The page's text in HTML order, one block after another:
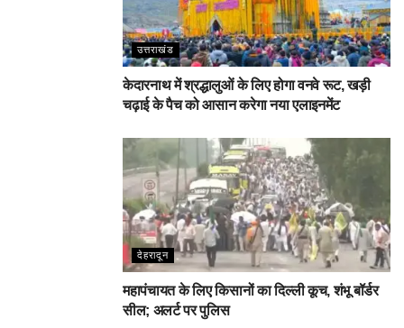
उत्तराखंड
केदारनाथ में श्रद्धालुओं के लिए होगा वनवे रूट, खड़ी
चढ़ाई के पैच को आसान करेगा नया एलाइनमेंट
देहरादून
महापंचायत के लिए किसानों का दिल्ली कूच, शंभू बॉर्डर
सील; अलर्ट पर पुलिस